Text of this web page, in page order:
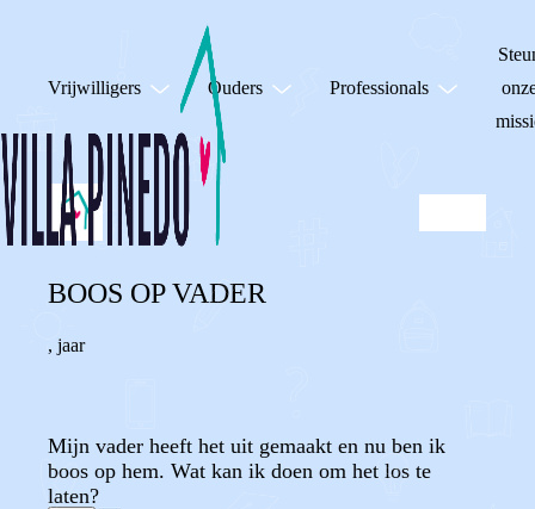
Vrijwilligers Ouders Professionals
BOOS OP VADER
, jaar
Mijn vader heeft het uit gemaakt en nu ben ik
boos op hem. Wat kan ik doen om het los te
laten?